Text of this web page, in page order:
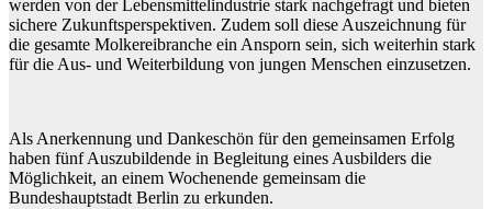
werden von der Lebensmittelindustrie stark nachgefragt und bieten
sichere Zukunftsperspektiven. Zudem soll diese Auszeichnung für
die gesamte Molkereibranche ein Ansporn sein, sich weiterhin stark
für die Aus- und Weiterbildung von jungen Menschen einzusetzen.
Als Anerkennung und Dankeschön für den gemeinsamen Erfolg
haben fünf Auszubildende in Begleitung eines Ausbilders die
Möglichkeit, an einem Wochenende gemeinsam die
Bundeshauptstadt Berlin zu erkunden.